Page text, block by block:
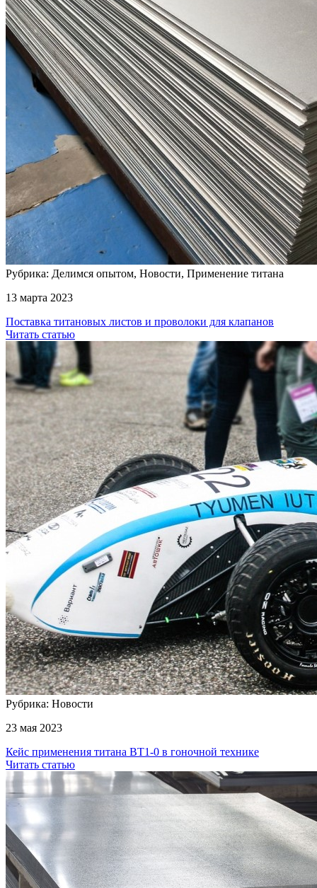
Рубрика: Делимся опытом, Новости, Применение титана
13 марта 2023
Поставка титановых листов и проволоки для клапанов
Читать статью
Рубрика: Новости
23 мая 2023
Кейс применения титана ВТ1-0 в гоночной технике
Читать статью